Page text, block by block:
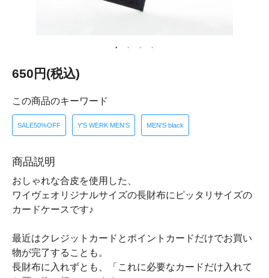
650円(税込)
この商品のキーワード
SALE50%OFF Y'S WERK MEN'S MEN'S black
商品説明
おしゃれな合皮を使用した、
ワイヴェオリジナルサイズの長財布にピッタリサイズの
カードケースです♪
最近はクレジットカードとポイントカードだけでお買い
物が完了することも。
長財布に入れずとも、「これに必要なカードだけ入れて